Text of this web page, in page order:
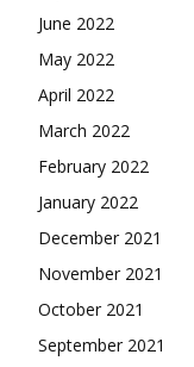
June 2022
May 2022
April 2022
March 2022
February 2022
January 2022
December 2021
November 2021
October 2021
September 2021